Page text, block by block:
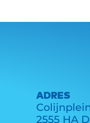
ADRES
2555 HA